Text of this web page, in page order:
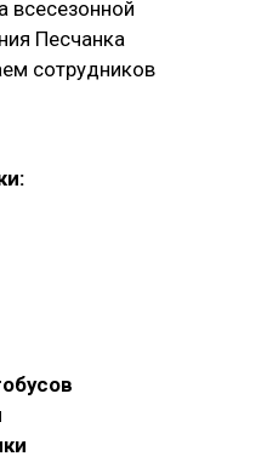
всесезонной
Песчанка
сотрудников